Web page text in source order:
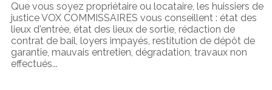
Que vous soyez propriétaire ou locataire, les huissiers de
justice VOX COMMISSAIRES vous conseillent : état des
lieux d'entrée, état des lieux de sortie, rédaction de
contrat de bail, loyers impayés, restitution de dépôt de
garantie, mauvais entretien, dégradation, travaux non
effectués...